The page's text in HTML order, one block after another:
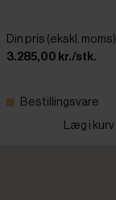
Din pris (ekskl. moms)
3.285,00 kr./stk.
Bestillingsvare
Læg i kurv